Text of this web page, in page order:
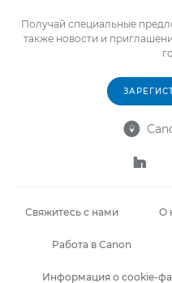
Получай специальные
также новости и


Свяжитесь с нами О
Работа в Canon
Информация о cookie-